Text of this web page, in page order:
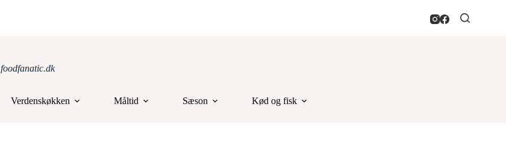
foodfanatic.dk
Verdenskøkken Måltid Sæson Kød og fisk